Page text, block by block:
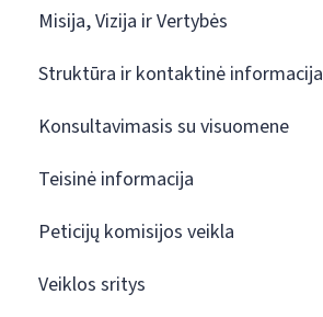
Misija, Vizija ir Vertybės
Struktūra ir kontaktinė informacija
Konsultavimasis su visuomene
Teisinė informacija
Peticijų komisijos veikla
Veiklos sritys